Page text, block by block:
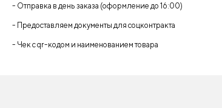
- Отправка в день заказа (оформление до 16:00)
- Предоставляем документы для соцконтракта
- Чек с qr-кодом и наименованием товара